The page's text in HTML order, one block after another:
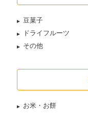
豆菓子
ドライフルーツ
その他
お米・お餅